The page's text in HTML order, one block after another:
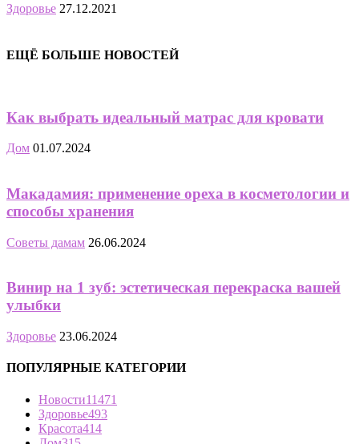
Здоровье 27.12.2021
ЕЩЁ БОЛЬШЕ НОВОСТЕЙ
Как выбрать идеальный матрас для кровати
Дом 01.07.2024
Макадамия: применение ореха в косметологии и
способы хранения
Советы дамам 26.06.2024
Винир на 1 зуб: эстетическая перекраска вашей
улыбки
Здоровье 23.06.2024
ПОПУЛЯРНЫЕ КАТЕГОРИИ
Новости11471
Здоровье493
Красота414